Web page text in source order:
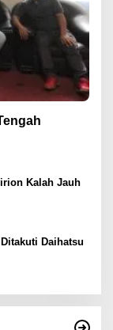
Kalah Jauh
Daihatsu